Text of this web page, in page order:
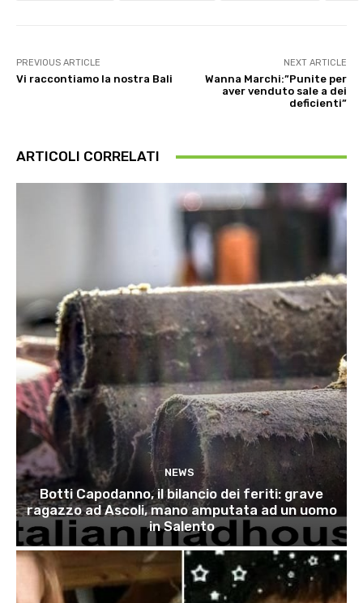
PREVIOUS ARTICLE
Vi raccontiamo la nostra Bali
NEXT ARTICLE
Wanna Marchi:”Punite per
aver venduto sale a dei
deficienti”
ARTICOLI CORRELATI
NEWS
Botti Capodanno, il bilancio dei feriti: grave
ragazzo ad Ascoli, mano amputata ad un uomo
in Salento